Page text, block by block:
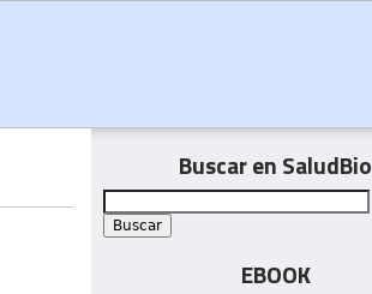
Buscar en SaludBio
EBOOK